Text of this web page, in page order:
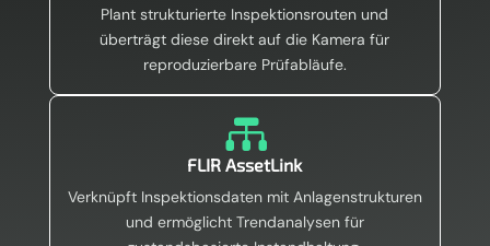
Plant strukturierte Inspektionsrouten und
überträgt diese direkt auf die Kamera für
reproduzierbare Prüfabläufe.

FLIR AssetLink
Verknüpft Inspektionsdaten mit Anlagenstrukturen
und ermöglicht Trendanalysen für